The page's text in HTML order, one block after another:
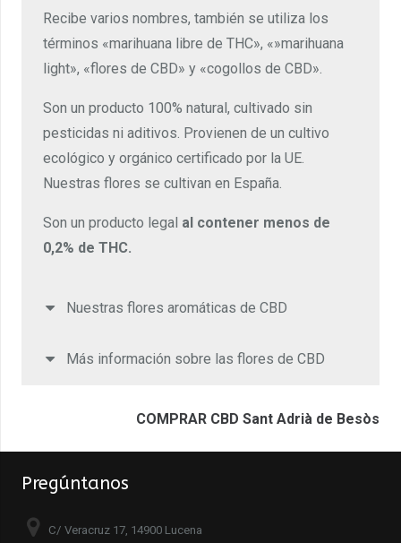
Recibe varios nombres, también se utiliza los
términos «marihuana libre de THC», «»marihuana
light», «flores de CBD» y «cogollos de CBD».
Son un producto 100% natural, cultivado sin
pesticidas ni aditivos. Provienen de un cultivo
ecológico y orgánico certificado por la UE.
Nuestras flores se cultivan en España.
Son un producto legal al contener menos de
0,2% de THC.
Nuestras flores aromáticas de CBD
Más información sobre las flores de CBD
COMPRAR CBD Sant Adrià de Besòs
Pregúntanos
C/ Veracruz 17, 14900 Lucena